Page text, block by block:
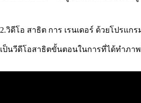
2.วิดีโอ สาธิต การ เรนเดอร์ ด้วยโปรแกร
เป็นวีดีโอสาธิตขั้นตอนในการที่ได้ทำภาพ